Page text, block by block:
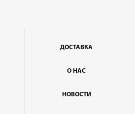
ДОСТАВКА
О НАС
НОВОСТИ